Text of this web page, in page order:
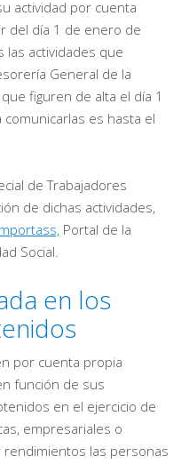
actividad por cuenta
del día 1 de enero de
las actividades que
General de la
figuren de alta el día 1
es hasta el
de Trabajadores
de dichas actividades,
Portal de la
Social.
en los
por cuenta propia
función de sus
en el ejercicio de
empresariales o
las personas